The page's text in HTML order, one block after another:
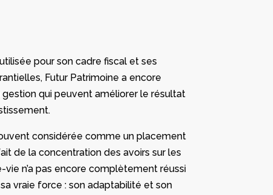
pour son cadre fiscal et ses
Futur Patrimoine a encore
qui peuvent améliorer le résultat
considérée comme un placement
de la concentration des avoirs sur les
vie n’a pas encore complètement réussi
vraie force : son adaptabilité et son